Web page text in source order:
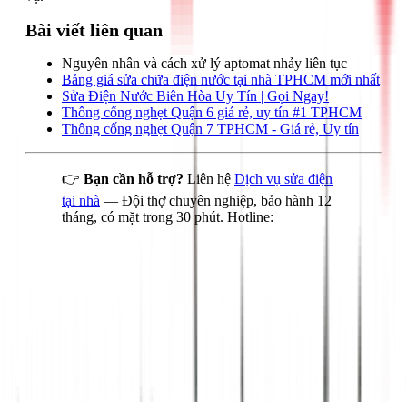
Bài viết liên quan
Nguyên nhân và cách xử lý aptomat nhảy liên tục
Bảng giá sửa chữa điện nước tại nhà TPHCM mới nhất
Sửa Điện Nước Biên Hòa Uy Tín | Gọi Ngay!
Thông cống nghẹt Quận 6 giá rẻ, uy tín #1 TPHCM
Thông cống nghẹt Quận 7 TPHCM - Giá rẻ, Uy tín
👉 Bạn cần hỗ trợ? Liên hệ Dịch vụ sửa điện
tại nhà — Đội thợ chuyên nghiệp, bảo hành 12
tháng, có mặt trong 30 phút. Hotline: